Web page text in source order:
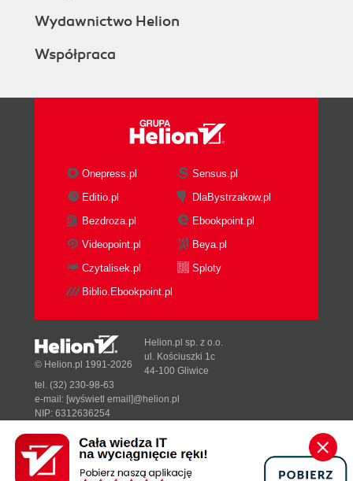
Wydawnictwo Helion
Współpraca
Onepress.pl
Sensus.pl
Editio.pl
DlaBystrzakow.pl
Bezdroza.pl
Ebookpoint.pl
Videopoint.pl
Beya.pl
Czytalisek.pl
Sploty
Biblio.Ebookpoint.pl
Designed with ♥ byTonik.pl
© Helion.pl 1991-2026
Helion.pl sp. z o.o.
ul. Kościuszki 1c
44-100 Gliwice
tel. (32) 230-98-63
e-mail: [wyświetl email]@helion.pl
NIP: 6312636254